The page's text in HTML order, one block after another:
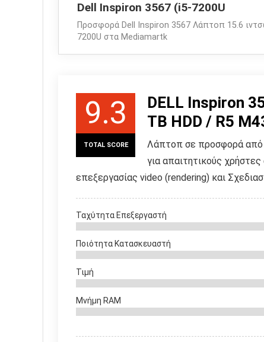
Dell Inspiron 3567 (i5-7200U
Προσφορά Dell Inspiron 3567 Λάπτοπ 15.6
7200U στα Μediamartk
9.3
TOTAL SCORE
DELL Inspiron
TB HDD / R5
Λάπτοπ σε προσφορά από
για απαιτητικούς
επεξεργασίας video (rendering) και
Ταχύτητα Επεξεργαστή
Ποιότητα Κατασκευαστή
Τιμή
Μνήμη RAM